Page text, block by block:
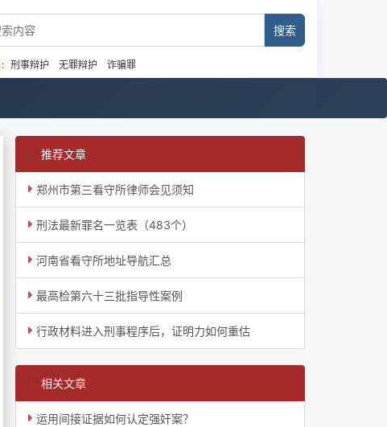
: 刑事辩护 无罪辩护 诈骗罪
推荐文章
郑州市第三看守所律师会见须知
刑法最新罪名一览表（483个）
河南省看守所地址导航汇总
最高检第六十三批指导性案例
行政材料进入刑事程序后，证明力如何重估
相关文章
运用间接证据如何认定强奸案？